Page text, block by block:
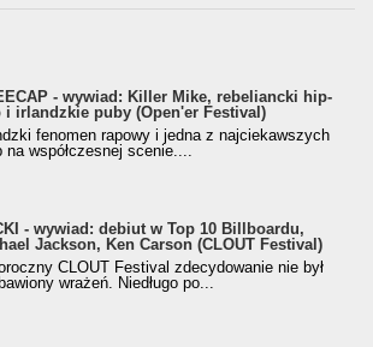
- wywiad: Killer Mike, rebeliancki hip-
i irlandzkie puby (Open'er Festival)
fenomen rapowy i jedna z najciekawszych
na współczesnej scenie....
- wywiad: debiut w Top 10 Billboardu,
Jackson, Ken Carson (CLOUT Festival)
CLOUT Festival zdecydowanie nie był
wrażeń. Niedługo po...